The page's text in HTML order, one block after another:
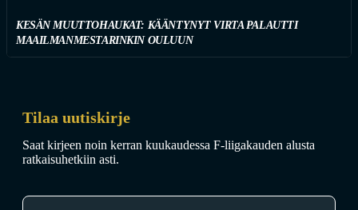
KESÄN MUUTTOHAUKAT: KÄÄNTYNYT VIRTA PALAUTTI
MAAILMANMESTARINKIN OULUUN
Tilaa uutiskirje
Saat kirjeen noin kerran kuukaudessa F-liigakauden alusta
ratkaisuhetkiin asti.